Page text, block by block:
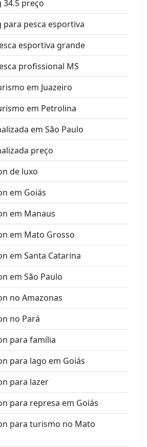
34.5 preço
para pesca esportiva
esportiva grande
profissional MS
em Juazeiro
em Petrolina
em São Paulo
preço
de luxo
em Goiás
em Manaus
em Mato Grosso
em Santa Catarina
em São Paulo
no Amazonas
no Pará
para família
para lago em Goiás
para lazer
para represa em Goiás
para turismo no Mato